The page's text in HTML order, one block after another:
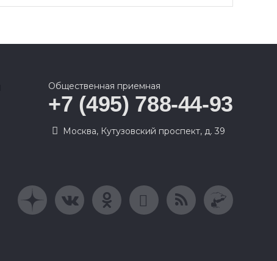
Общественная приемная
+7 (495) 788-44-93
Москва, Кутузовский проспект, д. 39